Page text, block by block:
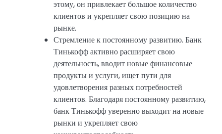
этому, он привлекает большое количество
клиентов и укрепляет свою позицию на
рынке.
Стремление к постоянному развитию. Банк
Тинькофф активно расширяет свою
деятельность, вводит новые финансовые
продукты и услуги, ищет пути для
удовлетворения разных потребностей
клиентов. Благодаря постоянному развитию,
банк Тинькофф уверенно выходит на новые
рынки и укрепляет свою